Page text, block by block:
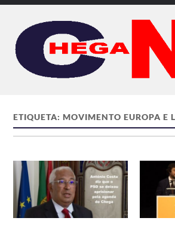
ETIQUETA:MOVIMENTO EUROPA E